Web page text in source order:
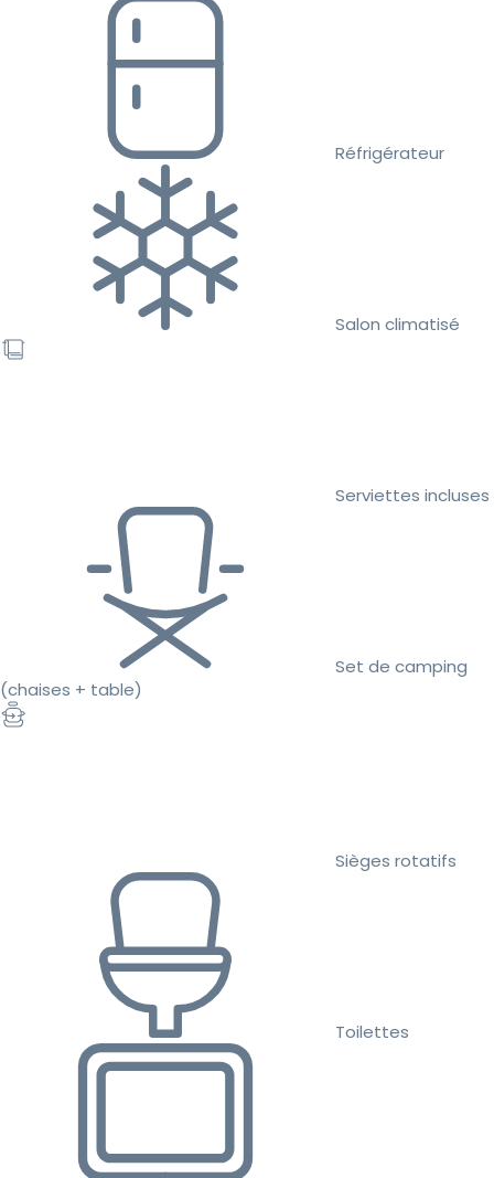
Réfrigérateur
Salon climatisé
Serviettes incluses
Set de camping
(chaises + table)
Sièges rotatifs
Toilettes